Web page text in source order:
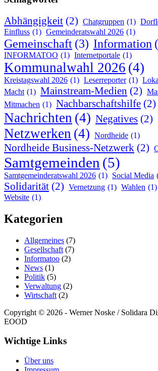
Abhängigkeit (2) Chatgruppen (1)
Einfluss (1) Gemeinderatswahl 2026 (1)
Gemeinschaft (3) Information
INFORMATOO (1) Internetportale (1)
Kommunalwahl 2026 (4)
Kreistagswahl 2026 (1) Leserreporter (1)
Macht (1) Mainstream-Medien (2)
Mitmachen (1) Nachbarschaftshilfe (2)
Nachrichten (4) Negatives (2)
Netzwerken (4) Nordheide (1)
Nordheide Business-Netzwerk (2)
Samtgemeinden (5)
Samtgemeinderatswahl 2026 (1) Social Media
Solidarität (2) Vernetzung (1) Wahlen (1)
Website (1)
Kategorien
Allgemeines (7)
Gesellschaft (7)
Informatoo (2)
News (1)
Politik (5)
Verwaltung (2)
Wirtschaft (2)
Copyright © 2026 - Werner Noske / Solidara
EOOD
Wichtige Links
Über uns